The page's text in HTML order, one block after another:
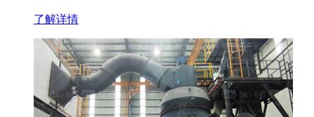
了解详情